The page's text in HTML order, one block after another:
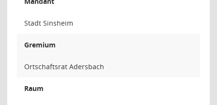
Stadt Sinsheim
Gremium
Ortschaftsrat Adersbach
Raum